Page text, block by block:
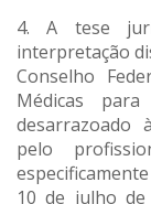
4. A tese
interpretação
Conselho
Médicas
desarrazoado
pelo
10 de julho de